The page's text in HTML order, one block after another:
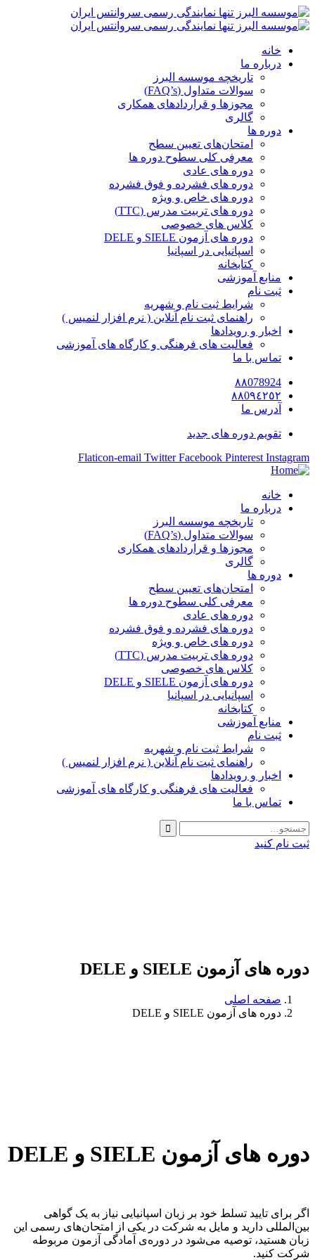
خانه
درباره ما
تاریخچه موسسه البرز
سوالات متداول (FAQ’s)
مجوزها و قراردادهای همکاری
گالری
دوره ها
امتحان‌های تعیین سطح
معرفی کلی سطوح دوره ها
دوره های عادی
دوره های فشرده و فوق فشرده
دوره های خاص و ویژه
دوره های تربیت مدرس (TTC)
کلاس های خصوصی
دوره های آزمون SIELE و DELE
اسپانیایی در اسپانیا
کتابخانه
منابع آموزشی
ثبت نام
شرایط ثبت نام و شهریه
راهنمای ثبت نام آنلاین ( نرم افزار لنمیس )
اخبار و رویدادها
فعالیت های فرهنگی و کارگاه های آموزشی
تماس با ما
٨٨078924
٨٨0٩٤٢٥٢
آدرس ما
تقویم دوره های جدید
Flaticon-email Twitter Facebook Pinterest Instagram
خانه
درباره ما
تاریخچه موسسه البرز
سوالات متداول (FAQ’s)
مجوزها و قراردادهای همکاری
گالری
دوره ها
امتحان‌های تعیین سطح
معرفی کلی سطوح دوره ها
دوره های عادی
دوره های فشرده و فوق فشرده
دوره های خاص و ویژه
دوره های تربیت مدرس (TTC)
کلاس های خصوصی
دوره های آزمون SIELE و DELE
اسپانیایی در اسپانیا
کتابخانه
منابع آموزشی
ثبت نام
شرایط ثبت نام و شهریه
راهنمای ثبت نام آنلاین ( نرم افزار لنمیس )
اخبار و رویدادها
فعالیت های فرهنگی و کارگاه های آموزشی
تماس با ما
ثبت نام کنید
دوره های آزمون SIELE و DELE
صفحه اصلی
دوره های آزمون SIELE و DELE
دوره های آزمون SIELE و DELE
اگر برای تایید تسلط خود بر زبان اسپانیایی نیاز به یک گواهی
بین‌المللی دارید و مایل به شرکت در یکی از امتحان‌های رسمی این
زبان هستید، توصیه می‌شود در دوره‌‌ی آمادگی آزمون مربوطه
شرکت کنید.